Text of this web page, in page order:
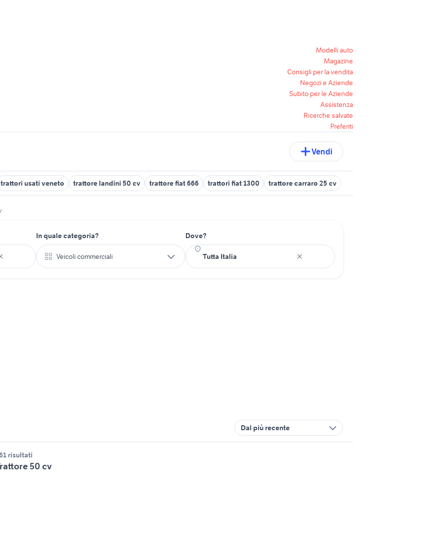
Modelli auto
Magazine
Consigli per la vendita
Negozi e Aziende
Subito per le Aziende
Assistenza
Ricerche salvate
Preferiti
Vendi
trattori usati veneto trattore landini 50 cv trattore fiat 666 trattori fiat 1300 trattore carraro 25 cv
In quale categoria?
Veicoli commerciali
Dove?
Dal più recente
risultati
50 cv